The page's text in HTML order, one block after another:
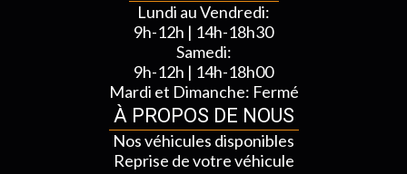
Lundi au Vendredi:
9h-12h | 14h-18h30
Samedi:
9h-12h | 14h-18h00
Mardi et Dimanche: Fermé
À PROPOS DE NOUS
Nos véhicules disponibles
Reprise de votre véhicule